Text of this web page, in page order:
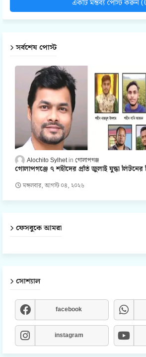
একটি মন্তব্য পোস্ট করুন
সর্বশেষ পোস্ট
Alochito Sylhet গোলাপগঞ্জ
গোলাপগঞ্জে ৭ শহীদের প্রতি জুলাই যুদ্ধা লিটনের
মঙ্গলবার, আগস্ট ০৪, ২০২৬
ফেসবুকে আমরা
সোশ্যাল
facebook
instagram